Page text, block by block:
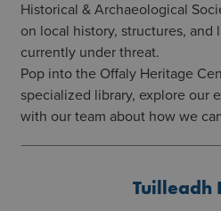
Historical & Archaeological
on local history, structures, and
currently under threat.
Pop into the Offaly Heritage
specialized library, explore our
with our team about how we
Tuilleadh